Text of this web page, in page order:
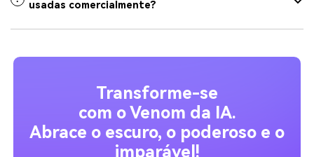
usadas comercialmente?
Transforme-se
com o Venom da IA.
Abrace o escuro, o poderoso e o
imparável!